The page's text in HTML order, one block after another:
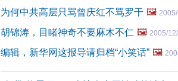
为何中共高层只骂曾庆红不骂罗干 🖼️
胡锦涛，目睹神奇不要麻木不仁 🖼️ 2005/
编辑，新华网这报导请归档“小笑话” 🖼️